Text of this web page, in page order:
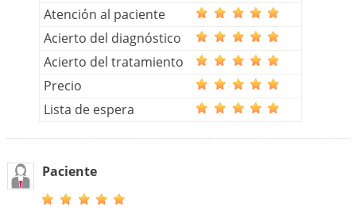
Atención al paciente
Acierto del diagnóstico
Acierto del tratamiento
Precio
Lista de espera
Paciente